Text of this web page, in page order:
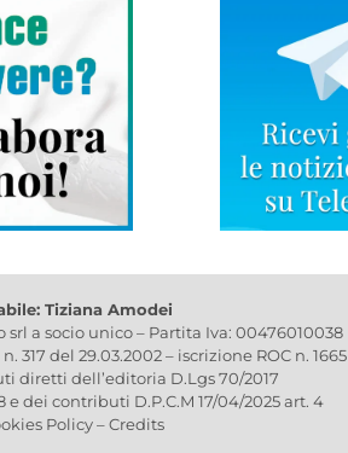
Tiziana Amodei
a socio unico – Partita Iva: 00476010038
del 29.03.2002 – iscrizione ROC n. 1665
diretti dell’editoria D.Lgs 70/2017
dei contributi D.P.C.M 17/04/2025 art. 4
Policy–Credits